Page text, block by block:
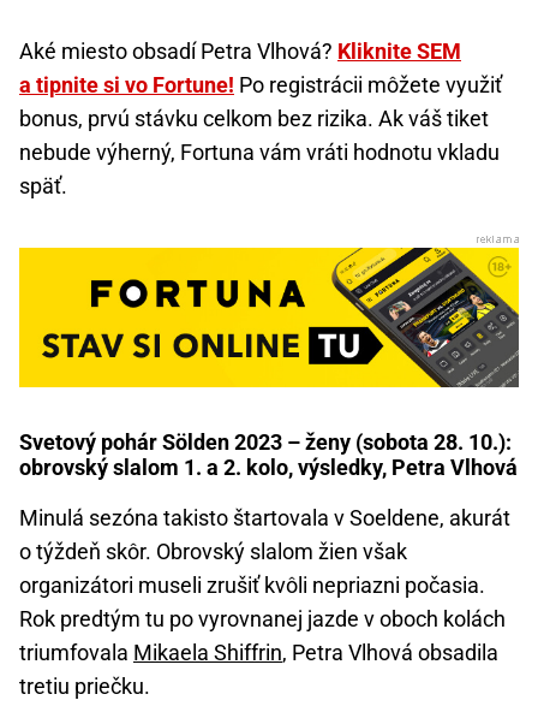
Aké miesto obsadí Petra Vlhová? Kliknite SEM
a tipnite si vo Fortune! Po registrácii môžete využiť
bonus, prvú stávku celkom bez rizika. Ak váš tiket
nebude výherný, Fortuna vám vráti hodnotu vkladu
späť.
Svetový pohár Sölden 2023 – ženy (sobota 28. 10.):
obrovský slalom 1. a 2. kolo, výsledky, Petra Vlhová
Minulá sezóna takisto štartovala v Soeldene, akurát
o týždeň skôr. Obrovský slalom žien však
organizátori museli zrušiť kvôli nepriazni počasia.
Rok predtým tu po vyrovnanej jazde v oboch kolách
triumfovala Mikaela Shiffrin, Petra Vlhová obsadila
tretiu priečku.